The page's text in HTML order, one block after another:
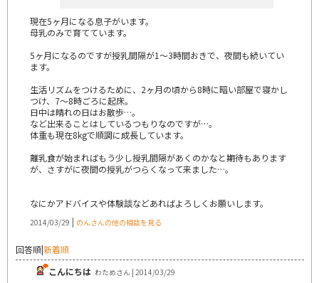
現在5ヶ月になる息子がいます。
母乳のみで育てています。
5ヶ月になるのですが授乳間隔が1～3時間おきで、夜間も続いてい
ます。
生活リズムをつけるために、2ヶ月の頃から8時に暗い部屋で寝かし
つけ、7～8時ごろに起床。
日中は晴れの日はお散歩…。
など出来ることはしているつもりなのですが…。
体重も現在8kgで順調に成長しています。
離乳食が始まればもう少し授乳間隔があくのかなと期待もあります
が、さすがに夜間の授乳がつらくなって来ました…。
なにかアドバイスや体験談などあればよろしくお願いします。
2014/03/29 | のんさんの他の相談を見る
回答順|新着順
こんにちは わためさん | 2014/03/29